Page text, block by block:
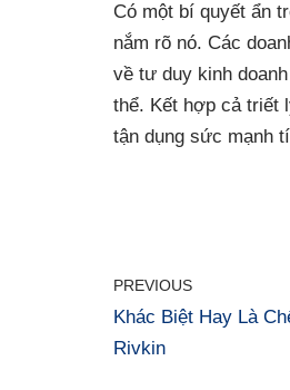
Có một bí quyết ẩn
nắm rõ nó. Các
về tư duy kinh
thể. Kết hợp cả triết
tận dụng sức mạnh
PREVIOUS
Khác Biệt Hay Là
Rivkin